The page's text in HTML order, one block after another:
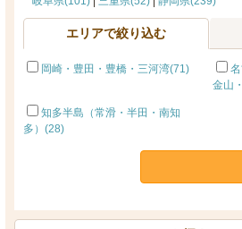
エリアで絞り込む
岡崎・豊田・豊橋・三河湾(71)
金山
知多半島（常滑・半田・南知
多）(28)